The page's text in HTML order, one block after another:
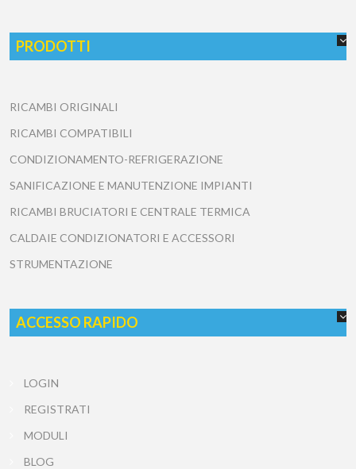
PRODOTTI
RICAMBI ORIGINALI
RICAMBI COMPATIBILI
CONDIZIONAMENTO-REFRIGERAZIONE
SANIFICAZIONE E MANUTENZIONE IMPIANTI
RICAMBI BRUCIATORI E CENTRALE TERMICA
CALDAIE CONDIZIONATORI E ACCESSORI
STRUMENTAZIONE
ACCESSO RAPIDO
LOGIN
REGISTRATI
MODULI
BLOG